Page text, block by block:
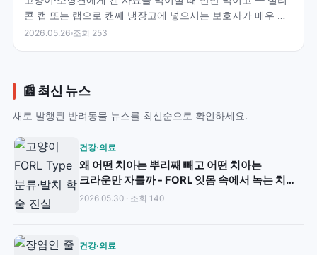
콘 캡 또는 랩으로 캔째 냉장고에 넣으시는 보호자가 매우 많
으십니다. 그러나 — FDA·Hill's·PetMD·…
2026.05.26 조회 253
📰 최신 뉴스
새로 발행된 반려동물 뉴스를 최신순으로 확인하세요.
건강·의료
왜 어떤 치아는 뿌리째 빼고 어떤 치아는
크라운만 자를까 - FORL 잇몸 속에서 녹는 치아
·X-ray로만 보이는 학술 진실
2026.05.30 · 조회 140
건강·의료